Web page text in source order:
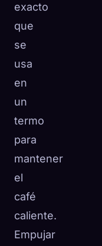
exacto
que
se
usa
en
un
termo
para
mantener
el
café
caliente.
Empujar